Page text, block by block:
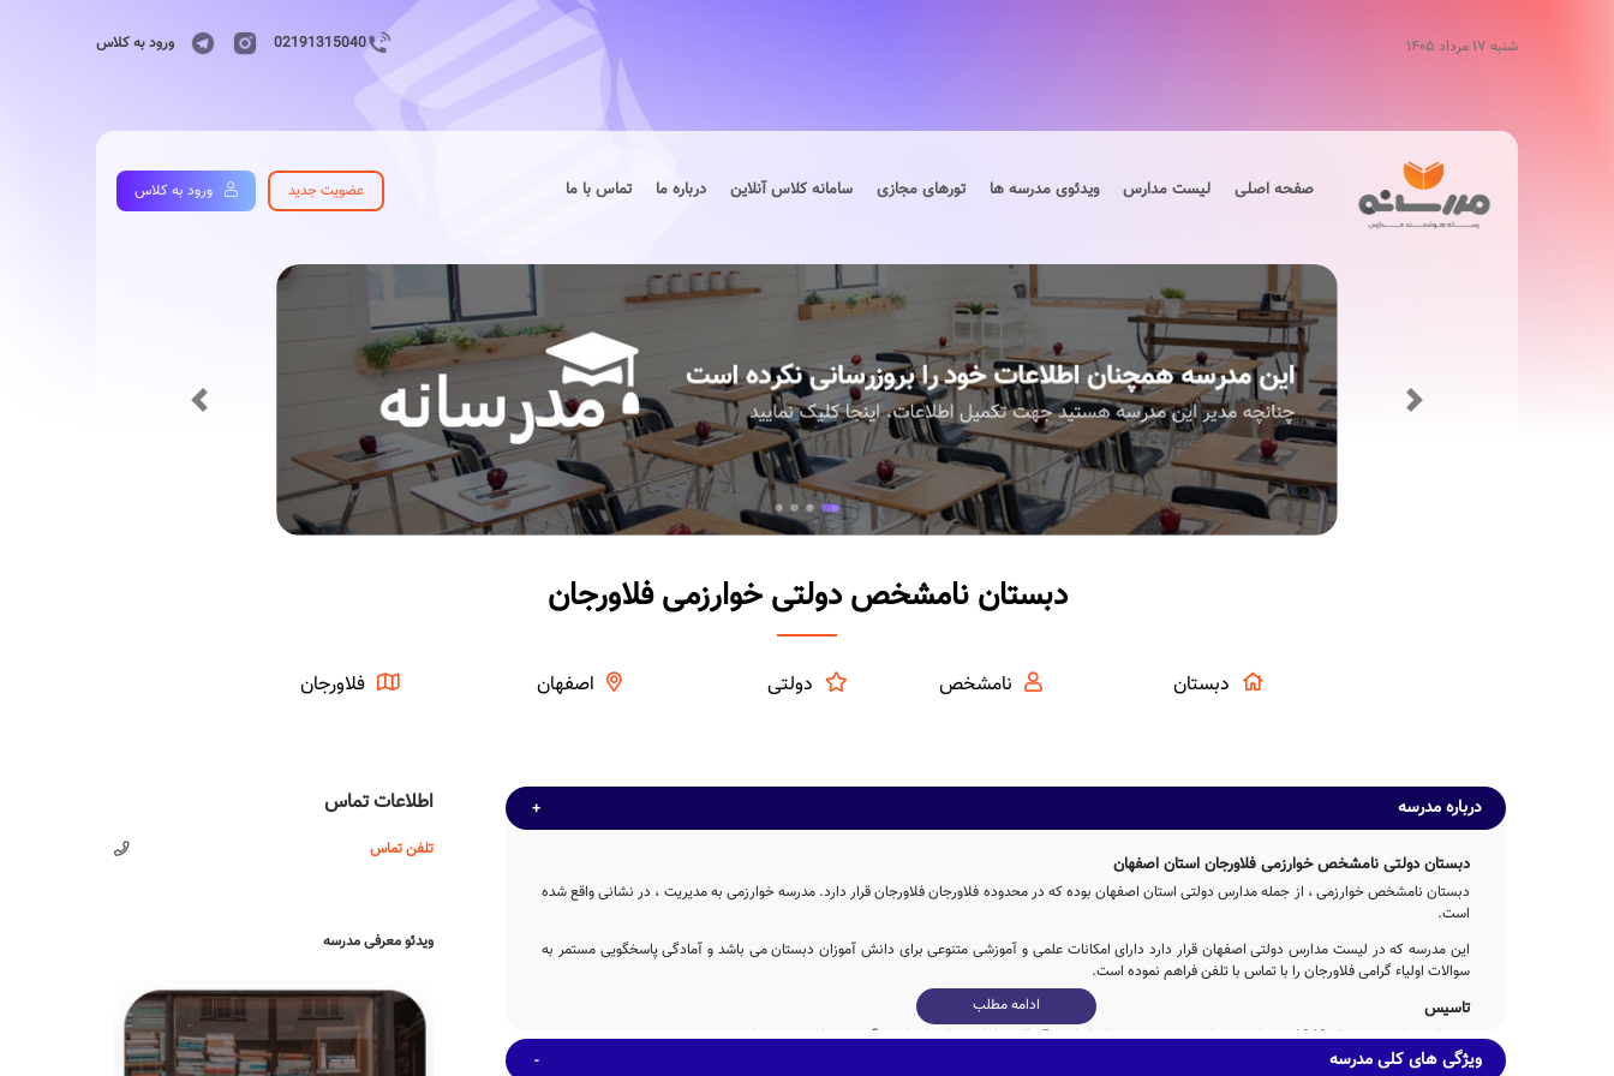
شنبه ۱۷ مرداد ۱۴۰۵ 02191315040 ورود به کلاس
صفحه اصلی لیست مدارس ویدئوی مدرسه ها تورهای مجازی سامانه کلاس آنلاین درباره ما تماس با ما عضویت جدید ورود به کلاس
Previous Next
دبستان نامشخص دولتی خوارزمی فلاورجان
دبستان نامشخص دولتی اصفهان فلاورجان
اطلاعات تماس
تلفن تماس
ویدئو معرفی مدرسه
درباره مدرسه
دبستان دولتی نامشخص خوارزمی فلاورجان استان اصفهان
دبستان نامشخص خوارزمی ، از جمله مدارس دولتی استان اصفهان بوده که در محدوده فلاورجان فلاورجان قرار دارد. مدرسه خوارزمی به مدیریت ، در نشانی واقع شده
است.
این مدرسه که در لیست مدارس دولتی اصفهان قرار دارد دارای امکانات علمی و آموزشی متنوعی برای دانش آموزان دبستان می باشد و آمادگی پاسخگویی مستمر به
سوالات اولیاء گرامی فلاورجان را با تماس با تلفن فراهم نموده است.
تاسیس
دبستان خوارزمی در سال 1360 توسط جمعی از خیرین مدرسه ساز با تلاش 5ساله عوامل مختلف اجرایی و آموزشی تاسیس شده است.
ادامه مطلب
ویژگی های کلی مدرسه